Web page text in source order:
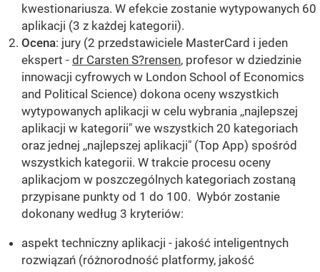
kwestionariusza. W efekcie zostanie wytypowanych 60
aplikacji (3 z każdej kategorii).
Ocena: jury (2 przedstawiciele MasterCard i jeden
ekspert - dr Carsten S?rensen, profesor w dziedzinie
innowacji cyfrowych w London School of Economics
and Political Science) dokona oceny wszystkich
wytypowanych aplikacji w celu wybrania ,,najlepszej
aplikacji w kategorii" we wszystkich 20 kategoriach
oraz jednej ,,najlepszej aplikacji" (Top App) spośród
wszystkich kategorii. W trakcie procesu oceny
aplikacjom w poszczególnych kategoriach zostaną
przypisane punkty od 1 do 100. Wybór zostanie
dokonany według 3 kryteriów:
aspekt techniczny aplikacji - jakość inteligentnych
rozwiązań (różnorodność platformy, jakość